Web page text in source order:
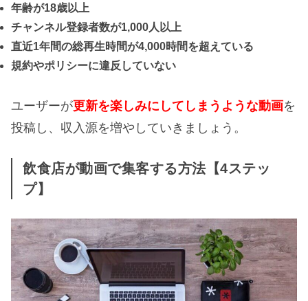
年齢が18歳以上
チャンネル登録者数が1,000人以上
直近1年間の総再生時間が4,000時間を超えている
規約やポリシーに違反していない
ユーザーが更新を楽しみにしてしまうような動画を
投稿し、収入源を増やしていきましょう。
飲食店が動画で集客する方法【4ステッ
プ】